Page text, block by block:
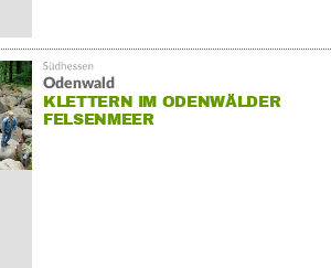
Odenwald
KLETTERN IM ODENWÄLDER
FELSENMEER